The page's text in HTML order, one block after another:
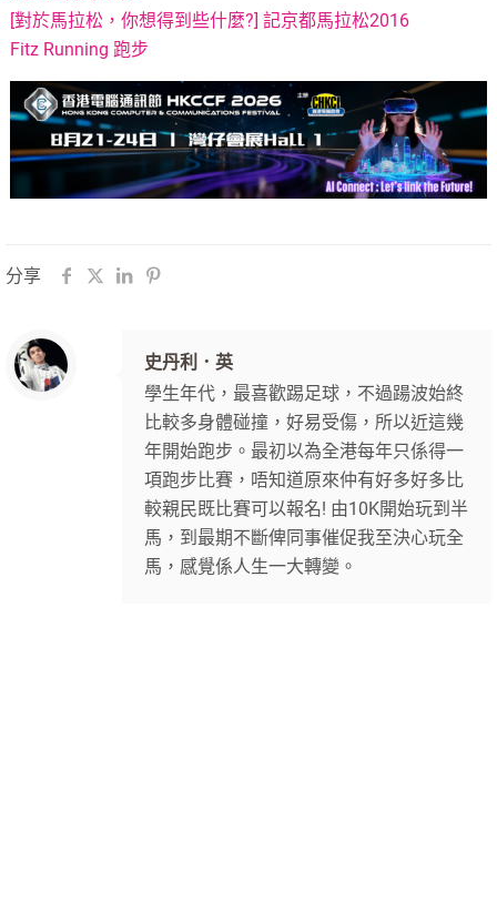
[對於馬拉松，你想得到些什麼?] 記京都馬拉松2016
Fitz Running 跑步
分享
史丹利．英
學生年代，最喜歡踢足球，不過踼波始終
比較多身體碰撞，好易受傷，所以近這幾
年開始跑步。最初以為全港每年只係得一
項跑步比賽，唔知道原來仲有好多好多比
較親民既比賽可以報名! 由10K開始玩到半
馬，到最期不斷俾同事催促我至決心玩全
馬，感覺係人生一大轉變。